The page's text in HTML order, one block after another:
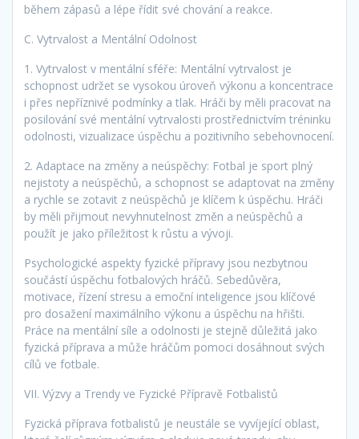
během zápasů a lépe řídit své chování a reakce.
C. Vytrvalost a Mentální Odolnost
1. Vytrvalost v mentální sféře: Mentální vytrvalost je
schopnost udržet se vysokou úroveň výkonu a koncentrace
i přes nepříznivé podmínky a tlak. Hráči by měli pracovat na
posilování své mentální vytrvalosti prostřednictvím tréninku
odolnosti, vizualizace úspěchu a pozitivního sebehovnocení.
2. Adaptace na změny a neúspěchy: Fotbal je sport plný
nejistoty a neúspěchů, a schopnost se adaptovat na změny
a rychle se zotavit z neúspěchů je klíčem k úspěchu. Hráči
by měli přijmout nevyhnutelnost změn a neúspěchů a
použít je jako příležitost k růstu a vývoji.
Psychologické aspekty fyzické přípravy jsou nezbytnou
součástí úspěchu fotbalových hráčů. Sebedůvěra,
motivace, řízení stresu a emoční inteligence jsou klíčové
pro dosažení maximálního výkonu a úspěchu na hřišti.
Práce na mentální síle a odolnosti je stejně důležitá jako
fyzická příprava a může hráčům pomoci dosáhnout svých
cílů ve fotbale.
VII. Výzvy a Trendy ve Fyzické Přípravě Fotbalistů
Fyzická příprava fotbalistů je neustále se vyvíjející oblast,